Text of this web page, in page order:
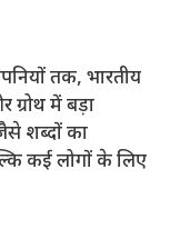
तक, भारतीय
में बड़ा
शब्दों का
कई लोगों के लिए